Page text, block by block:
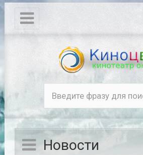
Новости